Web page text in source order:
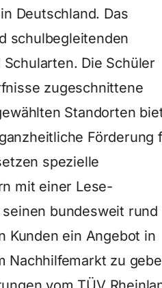
Deutschland. Das
schulbegleitenden
Die Schüler
zugeschnittene
Standorten
Förderung
spezielle
mit einer Lese-
bundesweit rund
Kunden ein Angebot in
Nachhilfemarkt zu